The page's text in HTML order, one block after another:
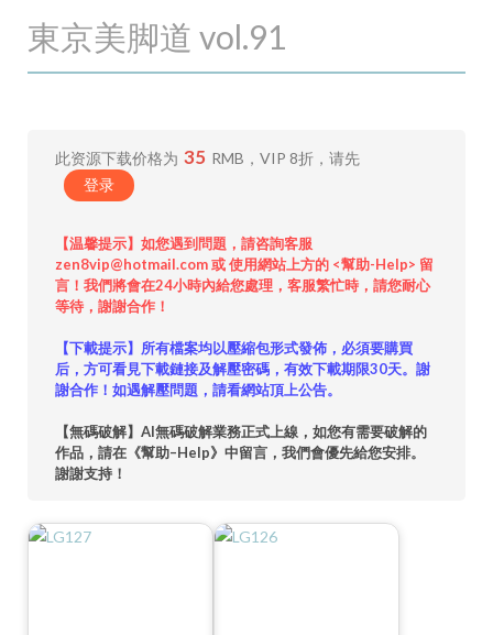
東京美脚道 vol.91
此资源下载价格为 35 RMB，VIP 8折，请先
登录
【温馨提示】如您遇到問題，請咨詢客服
zen8vip@hotmail.com 或 使用網站上方的 <幫助-Help> 留
言！我們將會在24小時內給您處理，客服繁忙時，請您耐心
等待，謝謝合作！
【下載提示】所有檔案均以壓縮包形式發佈，必須要購買
后，方可看見下載鏈接及解壓密碼，有效下載期限30天。謝
謝合作！如遇解壓問題，請看網站頂上公告。
【無碼破解】AI無碼破解業務正式上線，如您有需要破解的
作品，請在《幫助–Help》中留言，我們會優先給您安排。
謝謝支持！